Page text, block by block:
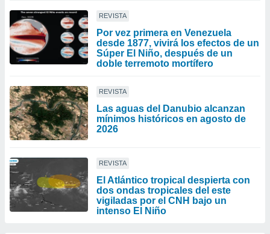
REVISTA
Por vez primera en Venezuela
desde 1877, vivirá los efectos de un
Súper El Niño, después de un
doble terremoto mortífero
REVISTA
Las aguas del Danubio alcanzan
mínimos históricos en agosto de
2026
REVISTA
El Atlántico tropical despierta con
dos ondas tropicales del este
vigiladas por el CNH bajo un
intenso El Niño